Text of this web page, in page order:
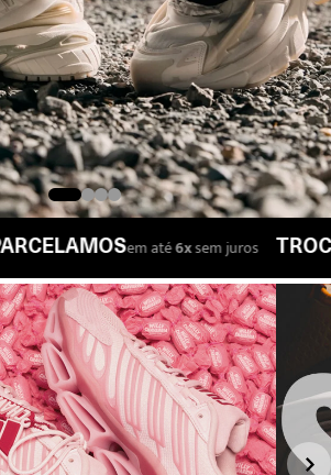
em até6xsem juros TROCA